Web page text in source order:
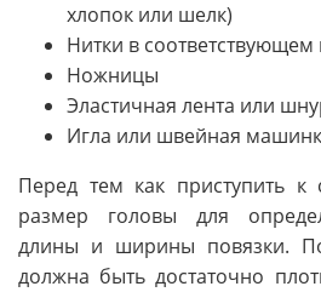
хлопок или шелк)
Нитки в соответствующем
Ножницы
Эластичная лента или
Игла или швейная
Перед тем как приступить к
размер головы для
длины и ширины повязки.
должна быть достаточно